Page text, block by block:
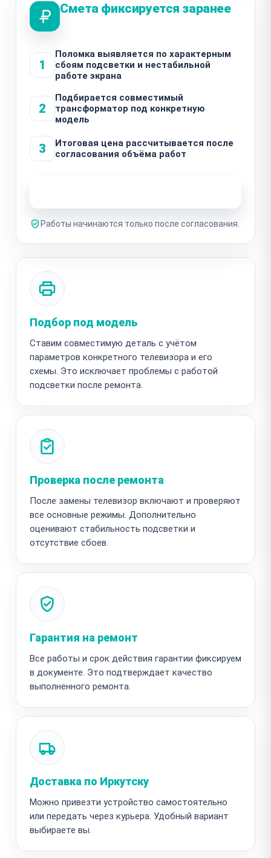
Смета фиксируется заранее
1
Поломка выявляется по характерным
сбоям подсветки и нестабильной
работе экрана
2
Подбирается совместимый
трансформатор под конкретную
модель
3
Итоговая цена рассчитывается после
согласования объёма работ
Работы начинаются только после согласования.
Подбор под модель
Ставим совместимую деталь с учётом
параметров конкретного телевизора и его
схемы. Это исключает проблемы с работой
подсветки после ремонта.
Проверка после ремонта
После замены телевизор включают и проверяют
все основные режимы. Дополнительно
оценивают стабильность подсветки и
отсутствие сбоев.
Гарантия на ремонт
Все работы и срок действия гарантии фиксируем
в документе. Это подтверждает качество
выполненного ремонта.
Доставка по Иркутску
Можно привезти устройство самостоятельно
или передать через курьера. Удобный вариант
выбираете вы.